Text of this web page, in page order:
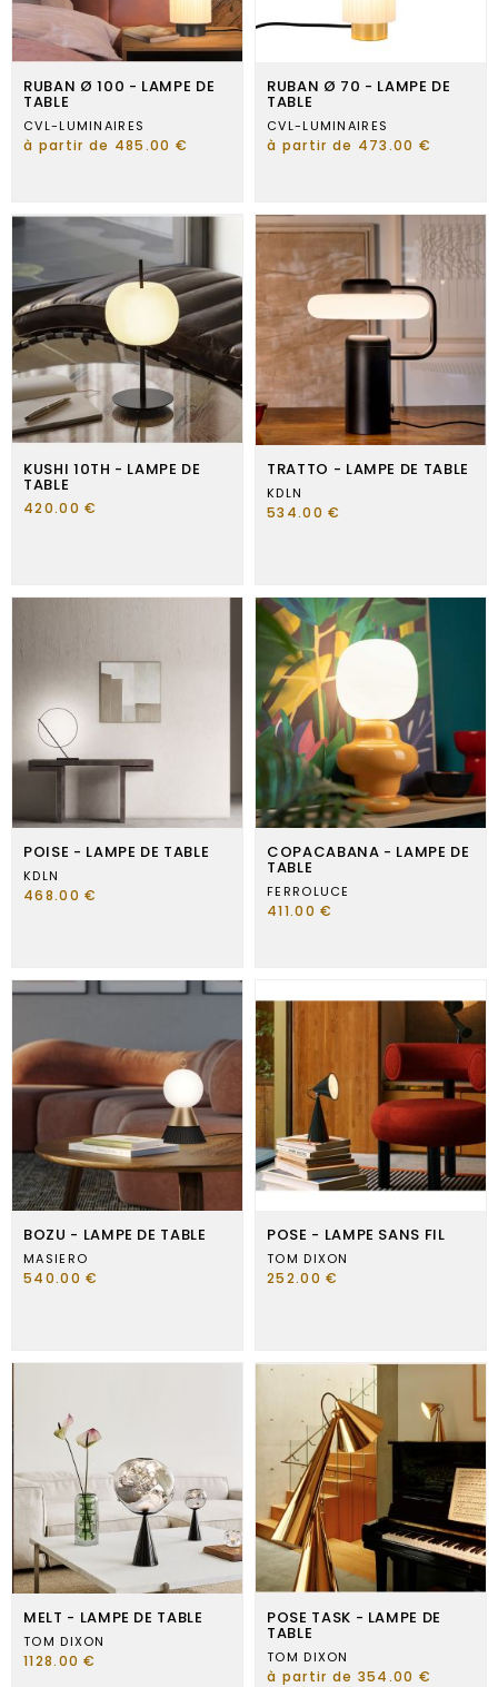
RUBAN Ø 100 - LAMPE DE
TABLE
CVL-LUMINAIRES
à partir de 485.00 €
RUBAN Ø 70 - LAMPE DE
TABLE
CVL-LUMINAIRES
à partir de 473.00 €
KUSHI 10TH - LAMPE DE
TABLE
420.00 €
TRATTO - LAMPE DE TABLE
KDLN
534.00 €
POISE - LAMPE DE TABLE
KDLN
468.00 €
COPACABANA - LAMPE DE
TABLE
FERROLUCE
411.00 €
BOZU - LAMPE DE TABLE
MASIERO
540.00 €
POSE - LAMPE SANS FIL
TOM DIXON
252.00 €
MELT - LAMPE DE TABLE
TOM DIXON
1128.00 €
POSE TASK - LAMPE DE
TABLE
TOM DIXON
à partir de 354.00 €